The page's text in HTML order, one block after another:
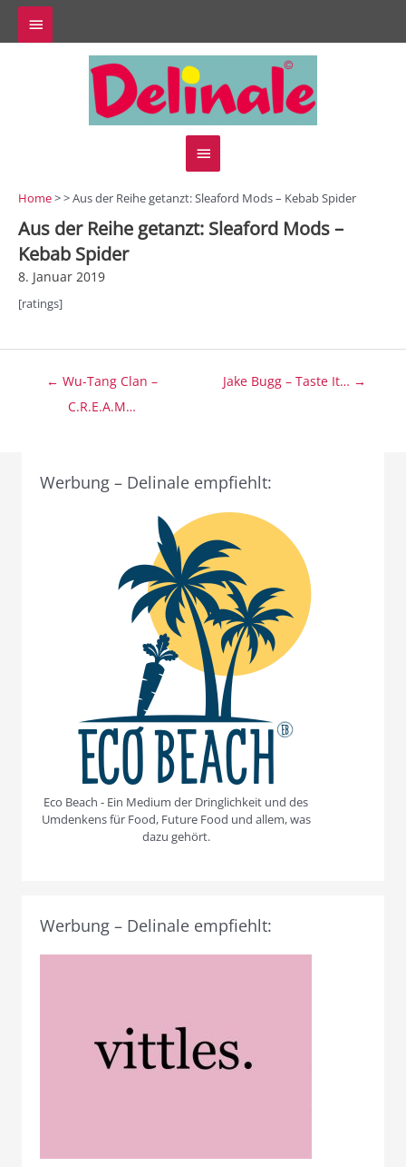
Zum
Inhalt
springen
Above
Hauptmenü
Home> > Aus der Reihe getanzt: Sleaford Mods – Kebab Spider
Aus der Reihe getanzt: Sleaford Mods –
Kebab Spider
8. Januar 2019
[ratings]
Beitragsnavigation← Wu-Tang Clan –
C.R.E.A.M…
Jake Bugg – Taste It… →
Werbung – Delinale empfiehlt:
Eco Beach - Ein Medium der Dringlichkeit und des
Umdenkens für Food, Future Food und allem, was
dazu gehört.
Werbung – Delinale empfiehlt: